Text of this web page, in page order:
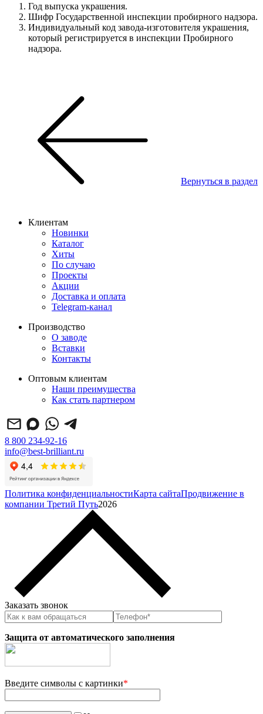
Год выпуска украшения.
Шифр Государственной инспекции пробирного надзора.
Индивидуальный код завода-изготовителя украшения,
который регистрируется в инспекции Пробирного
надзора.
Вернуться в раздел
Клиентам
Новинки
Каталог
Хиты
По случаю
Проекты
Акции
Доставка и оплата
Telegram-канал
Производство
О заводе
Вставки
Контакты
Оптовым клиентам
Наши преимущества
Как стать партнером
8 800 234-92-16
info@best-brilliant.ru
Политика конфиденциальностиКарта сайтаПродвижение в
компании Третий Путь2026
Заказать звонок
Защита от автоматического заполнения
Введите символы с картинки*